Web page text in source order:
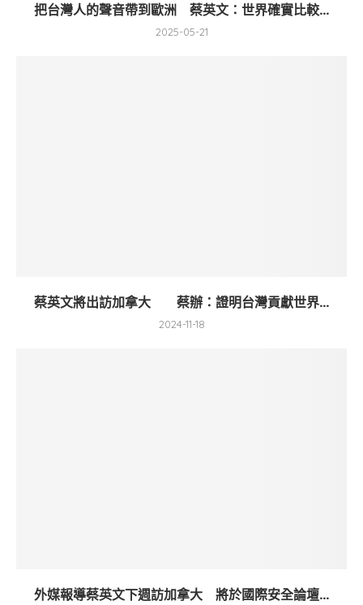
把台灣人的聲音帶到歐洲 蔡英文：世界確實比較...
2025-05-21
蔡英文將出訪加拿大 蔡辦：證明台灣貢獻世界...
2024-11-18
外媒報導蔡英文下週訪加拿大 將於國際安全論壇...